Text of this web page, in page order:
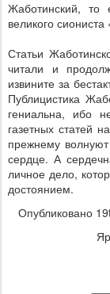
Жаботинский, то
великого
Статьи
читали и
извините за
Публицистика
гениальна, ибо
газетных статей
прежнему
сердце. А
личное дело,
достоянием.
Опубликовано